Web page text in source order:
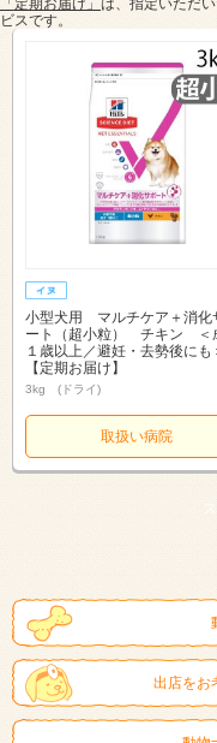
ビスです。
小型犬用 マルチケア＋消化
ート（超小粒） チキン ＜
１歳以上／避妊・去勢後に
【定期お届け】
3kg (ドライ)
取扱い病院
出店をお